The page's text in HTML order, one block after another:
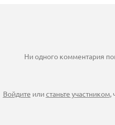
Ни одного комментария
Войдите илистаньте участником,